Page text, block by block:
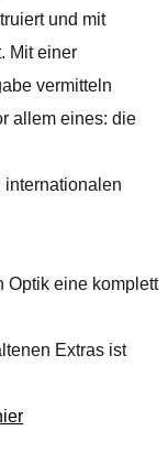
und mit
Mit einer
vermitteln
allem eines: die
Optik eine komplett
Extras ist